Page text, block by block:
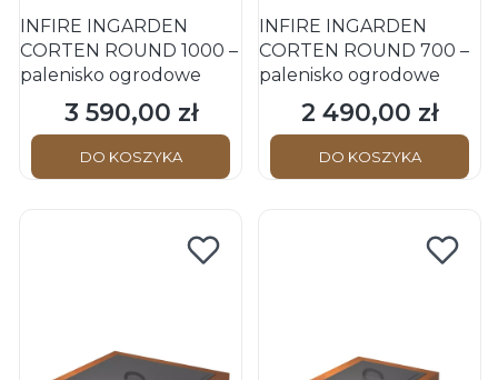
INFIRE INGARDEN
CORTEN ROUND 1000 –
palenisko ogrodowe
Cena
3 590,00 zł
DO KOSZYKA
INFIRE INGARDEN
CORTEN ROUND 700 –
palenisko ogrodowe
Cena
2 490,00 zł
DO KOSZYKA